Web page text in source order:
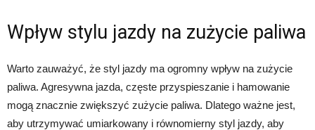
Wpływ stylu jazdy na zużycie paliwa
Warto zauważyć, że styl jazdy ma ogromny wpływ na zużycie
paliwa. Agresywna jazda, częste przyspieszanie i hamowanie
mogą znacznie zwiększyć zużycie paliwa. Dlatego ważne jest,
aby utrzymywać umiarkowany i równomierny styl jazdy, aby